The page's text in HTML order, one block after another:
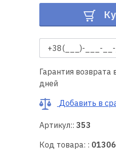
швейной
Полезные
советы
Контакты
Гарантия возврата
дней
Добавить в
Артикул:: 353
Код товара: :